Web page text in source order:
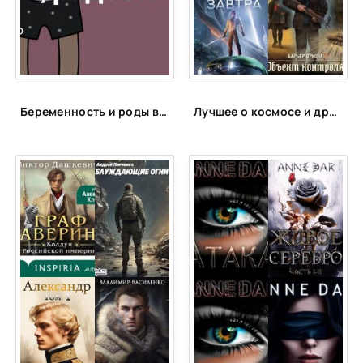
25
26
30
31
32
33
34
35
36
37
Беременность и роды в 40 лет: откровенный монолог читательницы НЭН о трудностях, радостях и надеждах отложенного материнства Лучшее о космосе и других планетах